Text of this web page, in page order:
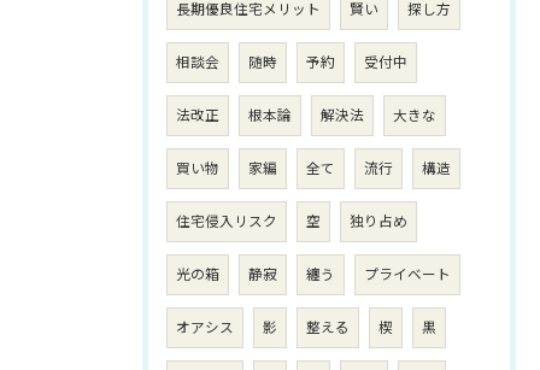
長期優良住宅メリット 賢い 探し方
相談会 随時 予約 受付中
法改正 根本論 解決法 大きな
買い物 家編 全て 流行 構造
住宅侵入リスク 空 独り占め
光の箱 静寂 纏う プライベート
オアシス 影 整える 楔 黒